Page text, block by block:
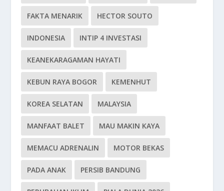
FAKTA MENARIK HECTOR SOUTO
INDONESIA INTIP 4 INVESTASI
KEANEKARAGAMAN HAYATI
KEBUN RAYA BOGOR KEMENHUT
KOREA SELATAN MALAYSIA
MANFAAT BALET MAU MAKIN KAYA
MEMACU ADRENALIN MOTOR BEKAS
PADA ANAK PERSIB BANDUNG